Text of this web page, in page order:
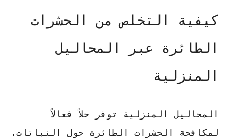
كيفية التخلص من الحشرات
الطائرة عبر المحاليل
المنزلية
المحاليل المنزلية توفر حلاً فعالاً
لمكافحة الحشرات الطائرة حول النباتات.